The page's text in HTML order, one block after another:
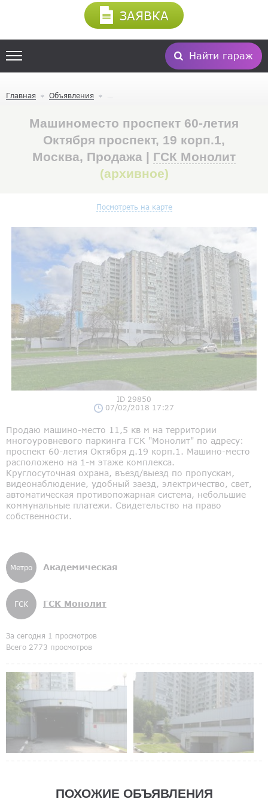
Найти гараж
ЗАЯВКА
Главная Объявления
Машиноместо проспект 60-летия
Октября проспект, 19 корп.1,
Москва, Продажа | ГСК Монолит
(архивное)
Посмотреть на карте
ID 29850
07/02/2018 17:27
Продаю машино-место 11,5 кв м на территории
многоуровневого паркинга ГСК "Монолит" по адресу:
проспект 60-летия Октября д.19 корп.1. Машино-место
расположено на 1-м этаже комплекса.
Круглосуточная охрана, въезд/выезд по пропускам,
видеонаблюдение, удобный заезд, электричество, свет,
автоматическая противопожарная система, небольшие
коммунальные платежи. Свидетельство на право
собственности.
Метро Академическая
ГСК ГСК Монолит
За сегодня 1 просмотров
Всего 2773 просмотров
ПОХОЖИЕ ОБЪЯВЛЕНИЯ